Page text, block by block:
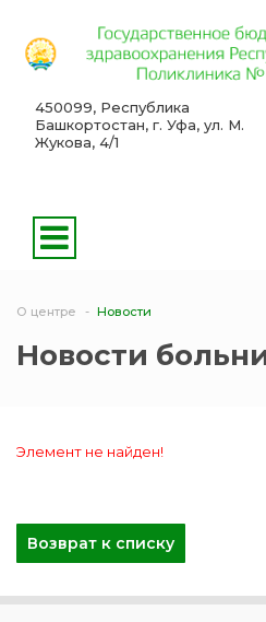
450099, Республика
Башкортостан, г. Уфа, ул. М.
Жукова, 4/1
О центре Новости
Новости
Элемент не найден!
Возврат к списку